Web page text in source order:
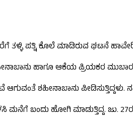
ತಳ್ಳಿ ಪತ್ನಿ ಕೊಲೆ ಮಾಡಿರುವ ಘಟನೆ
ಹಾಗೂ ಆಕೆಯ ಪ್ರಿಯಕರ
ಶಹೀನಾಬಾನು ಪೀಡಿಸುತ್ತಿದ್ದಳು.
ಮನೆಗೆ ಬಂದು ಹೋಗಿ ಮಾಡುತ್ತಿದ್ದ.